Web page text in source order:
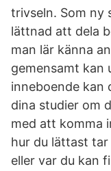
trivseln. Som ny
lättnad att dela
man lär känna
gemensamt kan
inneboende kan
dina studier om
med att komma
hur du lättast
eller var du kan